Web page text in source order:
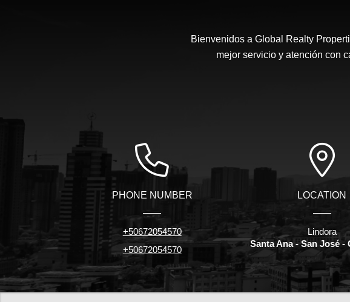
Bienvenidos a Global Realty
mejor servicio y atención con
PHONE NUMBER
+50672054570
+50672054570
LOCATION
Lindora
Santa Ana - San José -